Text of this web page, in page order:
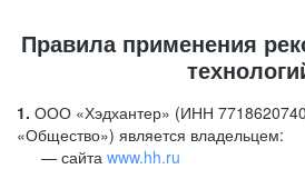
Правила применения
1. ООО «Хэдхантер» (ИНН
«Общество») является владельцем:
сайта www.hh.ru